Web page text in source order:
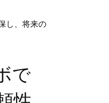
し、将来の
で